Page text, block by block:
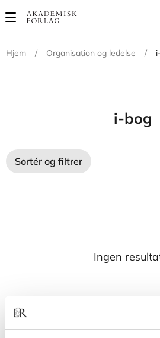
Main
Hjem
/ Organisation og ledelse /
i-bog
Sortér og filtrer
Ingen